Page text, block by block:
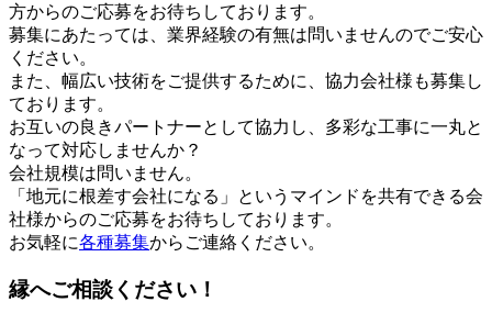
方からのご応募をお待ちしております。
募集にあたっては、業界経験の有無は問いませんのでご安心
ください。
また、幅広い技術をご提供するために、協力会社様も募集し
ております。
お互いの良きパートナーとして協力し、多彩な工事に一丸と
なって対応しませんか？
会社規模は問いません。
「地元に根差す会社になる」というマインドを共有できる会
社様からのご応募をお待ちしております。
お気軽に各種募集からご連絡ください。
縁へご相談ください！